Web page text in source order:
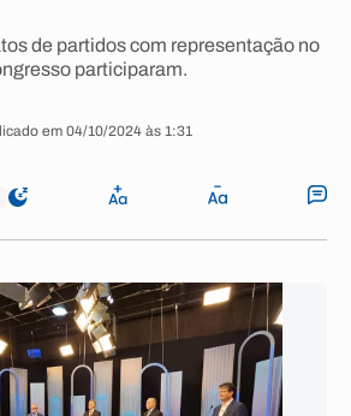
de partidos com representação no
participaram.
em 04/10/2024 às 1:31